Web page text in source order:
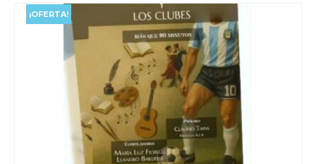
$38,000.00.
¡OFERTA!